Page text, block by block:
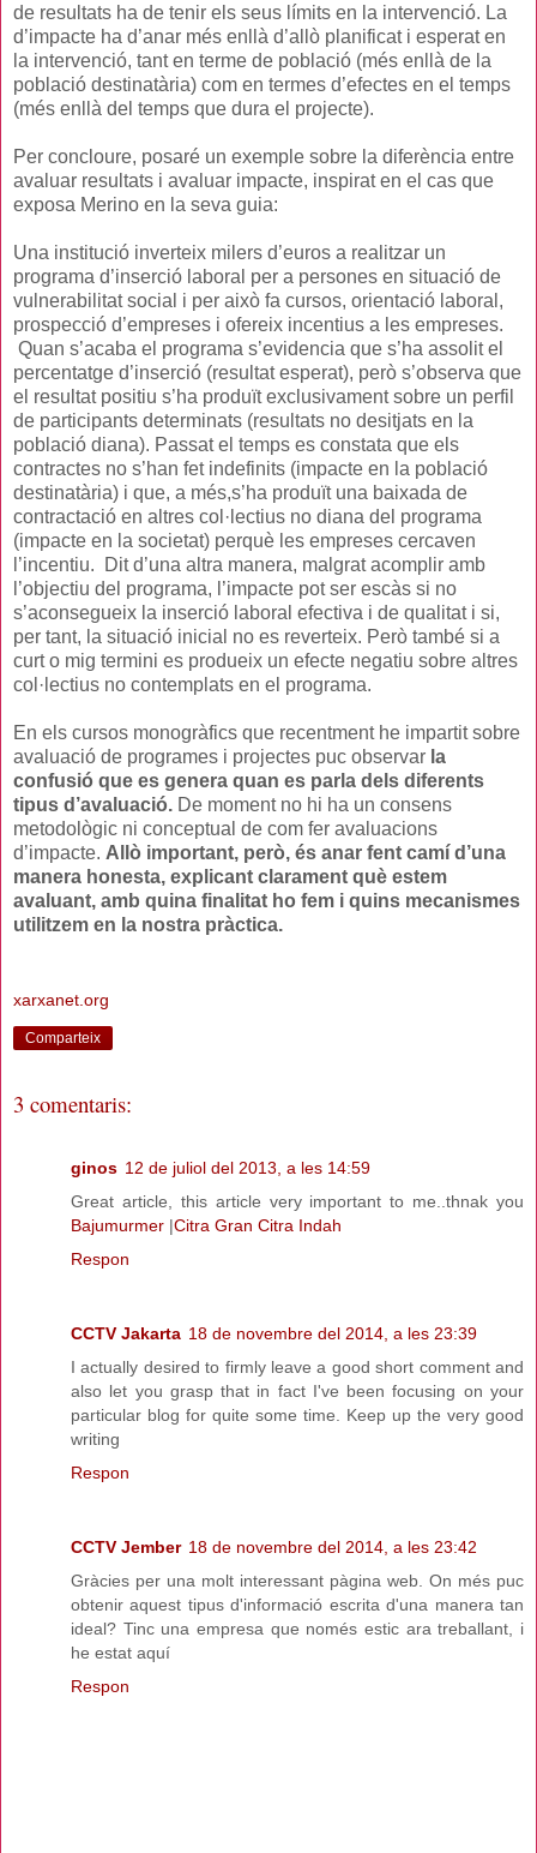
de resultats ha de tenir els seus límits en la intervenció. La
d’impacte ha d’anar més enllà d’allò planificat i esperat en
la intervenció, tant en terme de població (més enllà de la
població destinatària) com en termes d’efectes en el temps
(més enllà del temps que dura el projecte).
Per concloure, posaré un exemple sobre la diferència entre
avaluar resultats i avaluar impacte, inspirat en el cas que
exposa Merino en la seva guia:
Una institució inverteix milers d’euros a realitzar un
programa d’inserció laboral per a persones en situació de
vulnerabilitat social i per això fa cursos, orientació laboral,
prospecció d’empreses i ofereix incentius a les empreses.
Quan s’acaba el programa s’evidencia que s’ha assolit el
percentatge d’inserció (resultat esperat), però s’observa que
el resultat positiu s’ha produït exclusivament sobre un perfil
de participants determinats (resultats no desitjats en la
població diana). Passat el temps es constata que els
contractes no s’han fet indefinits (impacte en la població
destinatària) i que, a més,s’ha produït una baixada de
contractació en altres col·lectius no diana del programa
(impacte en la societat) perquè les empreses cercaven
l’incentiu. Dit d’una altra manera, malgrat acomplir amb
l’objectiu del programa, l’impacte pot ser escàs si no
s’aconsegueix la inserció laboral efectiva i de qualitat i si,
per tant, la situació inicial no es reverteix. Però també si a
curt o mig termini es produeix un efecte negatiu sobre altres
col·lectius no contemplats en el programa.
En els cursos monogràfics que recentment he impartit sobre
avaluació de programes i projectes puc observar la
confusió que es genera quan es parla dels diferents
tipus d’avaluació. De moment no hi ha un consens
metodològic ni conceptual de com fer avaluacions
d’impacte. Allò important, però, és anar fent camí d’una
manera honesta, explicant clarament què estem
avaluant, amb quina finalitat ho fem i quins mecanismes
utilitzem en la nostra pràctica.
xarxanet.org
Comparteix
3 comentaris:
ginos 12 de juliol del 2013, a les 14:59
Great article, this article very important to me..thnak you
Bajumurmer |Citra Gran Citra Indah
Respon
CCTV Jakarta 18 de novembre del 2014, a les 23:39
I actually desired to firmly leave a good short comment and
also let you grasp that in fact I've been focusing on your
particular blog for quite some time. Keep up the very good
writing
Respon
CCTV Jember 18 de novembre del 2014, a les 23:42
Gràcies per una molt interessant pàgina web. On més puc
obtenir aquest tipus d'informació escrita d'una manera tan
ideal? Tinc una empresa que només estic ara treballant, i
he estat aquí
Respon